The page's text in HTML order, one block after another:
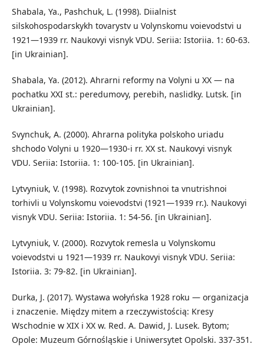
Shabala, Ya., Pashchuk, L. (1998). Diialnist
silskohospodarskykh tovarystv u Volynskomu voievodstvi u
1921—1939 rr. Naukovyi visnyk VDU. Seriia: Istoriia. 1: 60-63.
[in Ukrainian].
Shabala, Ya. (2012). Ahrarni reformy na Volyni u XX — na
pochatku XXI st.: peredumovy, perebih, naslidky. Lutsk. [in
Ukrainian].
Svynchuk, A. (2000). Ahrarna polityka polskoho uriadu
shchodo Volyni u 1920—1930-i rr. XX st. Naukovyi visnyk
VDU. Seriia: Istoriia. 1: 100-105. [in Ukrainian].
Lytvyniuk, V. (1998). Rozvytok zovnishnoi ta vnutrishnoi
torhivli u Volynskomu voievodstvi (1921—1939 rr.). Naukovyi
visnyk VDU. Seriia: Istoriia. 1: 54-56. [in Ukrainian].
Lytvyniuk, V. (2000). Rozvytok remesla u Volynskomu
voievodstvi u 1921—1939 rr. Naukovyi visnyk VDU. Seriia:
Istoriia. 3: 79-82. [in Ukrainian].
Durka, J. (2017). Wystawa wołyńska 1928 roku — organizacja
i znaczenie. Między mitem a rzeczywistością: Kresy
Wschodnie w XIX i XX w. Red. A. Dawid, J. Lusek. Bytom;
Opole: Muzeum Górnośląskie i Uniwersytet Opolski. 337-351.